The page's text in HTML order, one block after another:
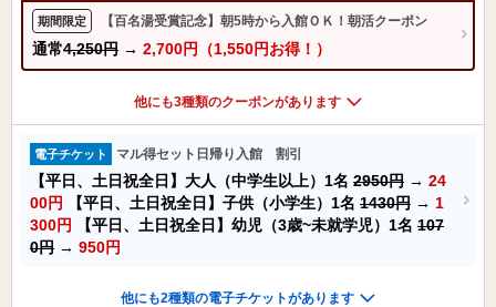
期間限定 【百名湯受賞記念】朝5時から入館ＯＫ！朝活クーポン
通常4,250円 → 2,700円（1,550円お得！）
他にも3種類のクーポンがあります
電子チケット マル得セット日帰り入館 割引
【平日、土日祝全日】大人（中学生以上）1名 2950円 → 24
00円
【平日、土日祝全日】子供（小学生）1名 1430円 → 1
300円
【平日、土日祝全日】幼児（3歳~未就学児）1名 107
0円 → 950円
他にも2種類の電子チケットがあります